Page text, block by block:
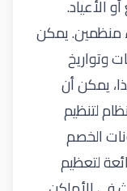
الأعياد.
منظمين. يمكن
وتواريخ
يمكن أن
لتنظيم
الخصم
لتعظيم